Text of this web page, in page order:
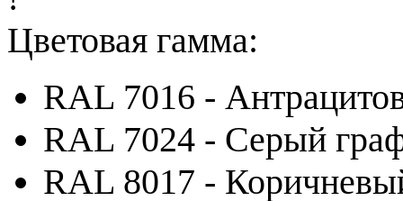
Цветовая гамма:
RAL 7016 -
RAL 7024 - Серый
RAL 8017 -